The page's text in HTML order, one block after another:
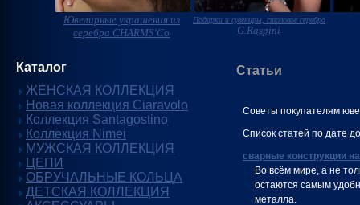
Ювелирные украшения из
серебра CHARMS'Co
Подарки и сувениры, столовое серебро
G.Raspini
Каталог
ЖЕНСКАЯ КОЛЛЕКЦИЯ
Новая коллекция Ciaravolo
Коллекция Santagostino
Коллекция Nimei
МУЖСКАЯ КОЛЛЕКЦИЯ
ЦЕПИ
ОБРУЧАЛЬНЫЕ КОЛЬЦА
ДЕТСКАЯ КОЛЛЕКЦИЯ
Статьи
Советы покупателям
Список статей по дате
сварные конструкции
Во всём мире, а не
остаются самым
металла.